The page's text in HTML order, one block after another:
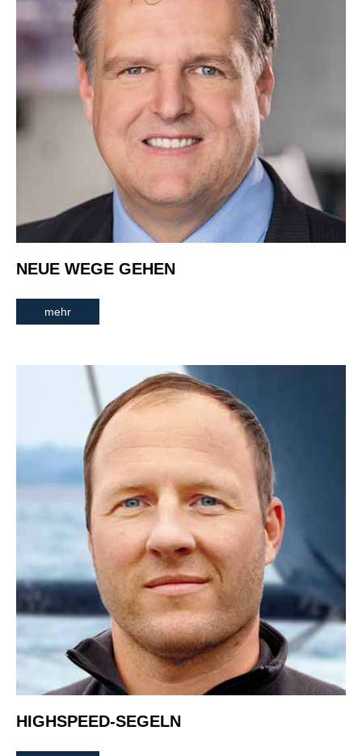
NEUE WEGE GEHEN
mehr
HIGHSPEED-SEGELN